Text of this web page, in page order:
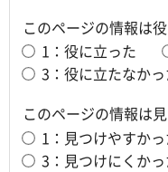
このページの情報は
1：役に立った
3：役に立たなか
このページの情報は
1：見つけやすか
3：見つけにくか